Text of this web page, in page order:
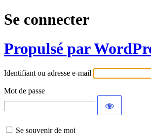
Se connecter
Propulsé par
Identifiant ou adresse e-mail
Mot de passe
Se souvenir de moi